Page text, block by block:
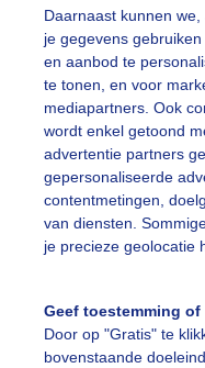
Daarnaast kunnen
je gegevens
en aanbod te
te tonen, en voor
mediapartners. Ook
wordt enkel getoond
advertentie partners
gepersonaliseerde
contentmetingen,
van diensten.
je precieze geolocatie
Geef toestemming
Door op "Gratis" te
bovenstaande
Winter
slideshow